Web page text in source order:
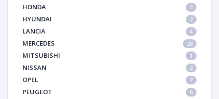
HONDA 2
HYUNDAI 2
LANCIA 4
MERCEDES 28
MITSUBISHI 1
NISSAN 2
OPEL 7
PEUGEOT 6